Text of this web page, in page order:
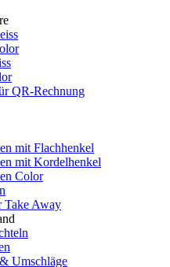
QR-Rechnung
mit Flachhenkel
mit Kordelhenkel
Color
Take Away
Umschläge